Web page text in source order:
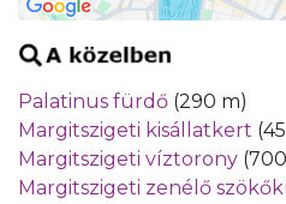
Palatinus fürdő (290 m)
Margitszigeti kisállatkert
Margitszigeti víztorony
Margitszigeti zenélő